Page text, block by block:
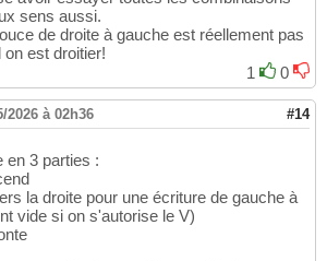
sens aussi.
de droite à gauche est réellement pas
est droitier!
1
0
2026 à 02h36 #14
en 3 parties :
la droite pour une écriture de gauche à
vide si on s'autorise le V)